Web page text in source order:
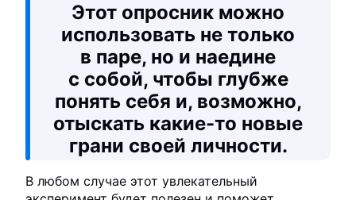
Этот опросник можно
использовать не только
в паре, но и наедине
с собой, чтобы глубже
понять себя и, возможно,
отыскать какие-то новые
грани своей личности.
В любом случае этот увлекательный